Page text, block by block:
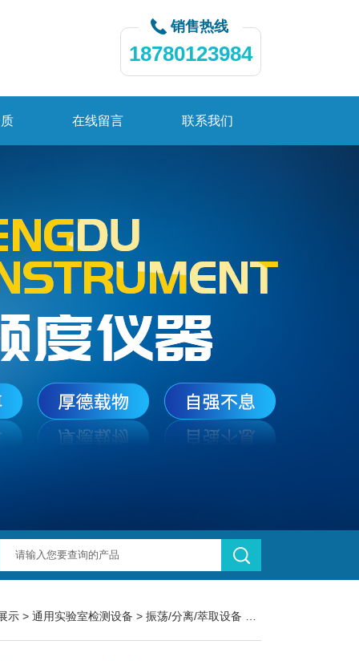
销售热线
18780123984
在线留言 联系我们
示 > 通用实验室检测设备 > 振荡/分离/萃取设备